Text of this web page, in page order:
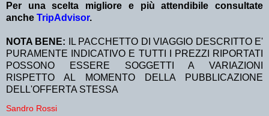
Per una scelta migliore e più attendibile consultate
anche TripAdvisor.
NOTA BENE:
IL PACCHETTO DI VIAGGIO DESCRITTO E'
PURAMENTE INDICATIVO E TUTTI I PREZZI RIPORTATI
POSSONO ESSERE SOGGETTI A VARIAZIONI
RISPETTO AL MOMENTO DELLA PUBBLICAZIONE
DELL'OFFERTA STESSA
Sandro Rossi